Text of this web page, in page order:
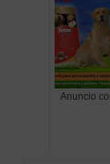
Anuncio